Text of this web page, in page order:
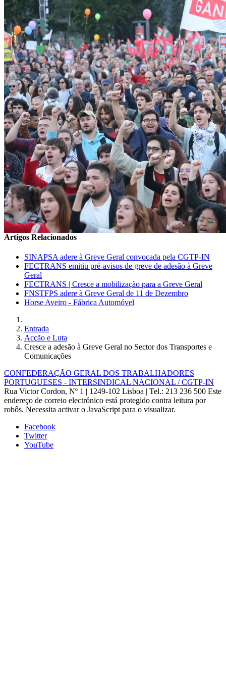
Artigos Relacionados
SINAPSA adere à Greve Geral convocada pela CGTP-IN
FECTRANS emitiu pré-avisos de greve de adesão à Greve
Geral
FECTRANS | Cresce a mobilização para a Greve Geral
FNSTFPS adere à Greve Geral de 11 de Dezembro
Horse Aveiro - Fábrica Automóvel
Entrada
Acção e Luta
Cresce a adesão à Greve Geral no Sector dos Transportes e
Comunicações
CONFEDERAÇÃO GERAL DOS TRABALHADORES
PORTUGUESES - INTERSINDICAL NACIONAL / CGTP-IN
Rua Victor Cordon, Nº 1 | 1249-102 Lisboa | Tel.: 213 236 500 Este
endereço de correio electrónico está protegido contra leitura por
robôs. Necessita activar o JavaScript para o visualizar.
Facebook
Twitter
YouTube